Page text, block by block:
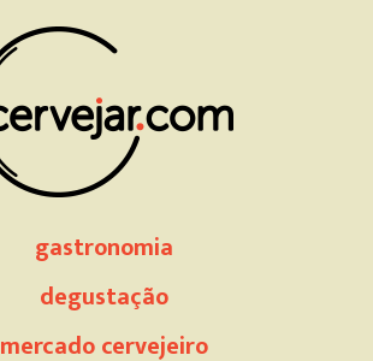
gastronomia
degustação
mercado cervejeiro